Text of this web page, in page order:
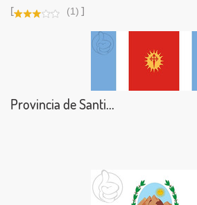
[ (1) ]
Provincia de Santi...